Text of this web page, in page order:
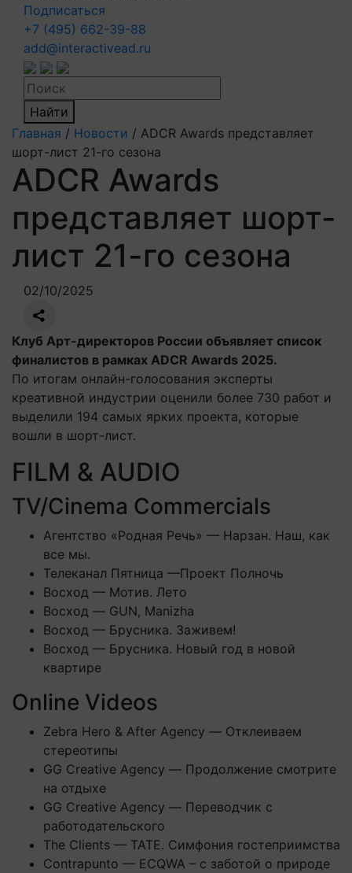
Подписаться
+7 (495) 662-39-88
add@interactivead.ru
Найти
Главная / Новости / ADCR Awards представляет
шорт-лист 21-го сезона
ADCR Awards
представляет шорт-
лист 21-го сезона
02/10/2025
Клуб Aрт-директоров России объявляет список
финалистов в рамках ADCR Awards 2025.
По итогам онлайн-голосования эксперты
креативной индустрии оценили более 730 работ и
выделили 194 самых ярких проекта, которые
вошли в шорт-лист.
FILM & AUDIO
TV/Cinema Commercials
Агентство «Родная Речь» — Нарзан. Наш, как
все мы.
Телеканал Пятница —Проект Полночь
Восход — Мотив. Лето
Восход — GUN, Manizha
Восход — Брусника. Заживем!
Восход — Брусника. Новый год в новой
квартире
Online Videos
Zebra Hero & After Agency — Отклеиваем
стереотипы
GG Creative Agency — Продолжение смотрите
на отдыхе
GG Creative Agency — Переводчик с
работодательского
The Clients — TATE. Симфония гостеприимства
Contrapunto — ECQWA – с заботой о природе